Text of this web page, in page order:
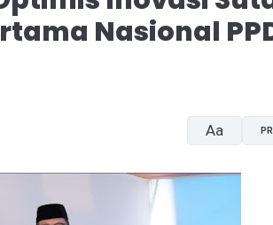
Nasional
Aa